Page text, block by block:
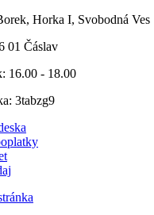
Horka I, Svobodná Ves
01 Čáslav
16.00 - 18.00
3tabzg9